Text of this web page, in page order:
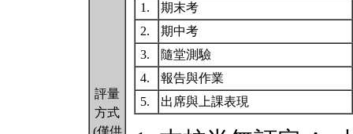
評量
方式
(僅供
1.
期末考
2.
期中考
3.
隨堂測驗
4.
報告與作業
5.
出席與上課表現